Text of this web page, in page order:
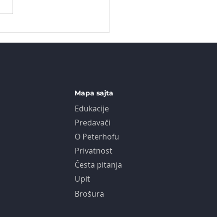
Mapa sajta
Edukacije
Predavači
O Peterhofu
Privatnost
Česta pitanja
Upit
Brošura